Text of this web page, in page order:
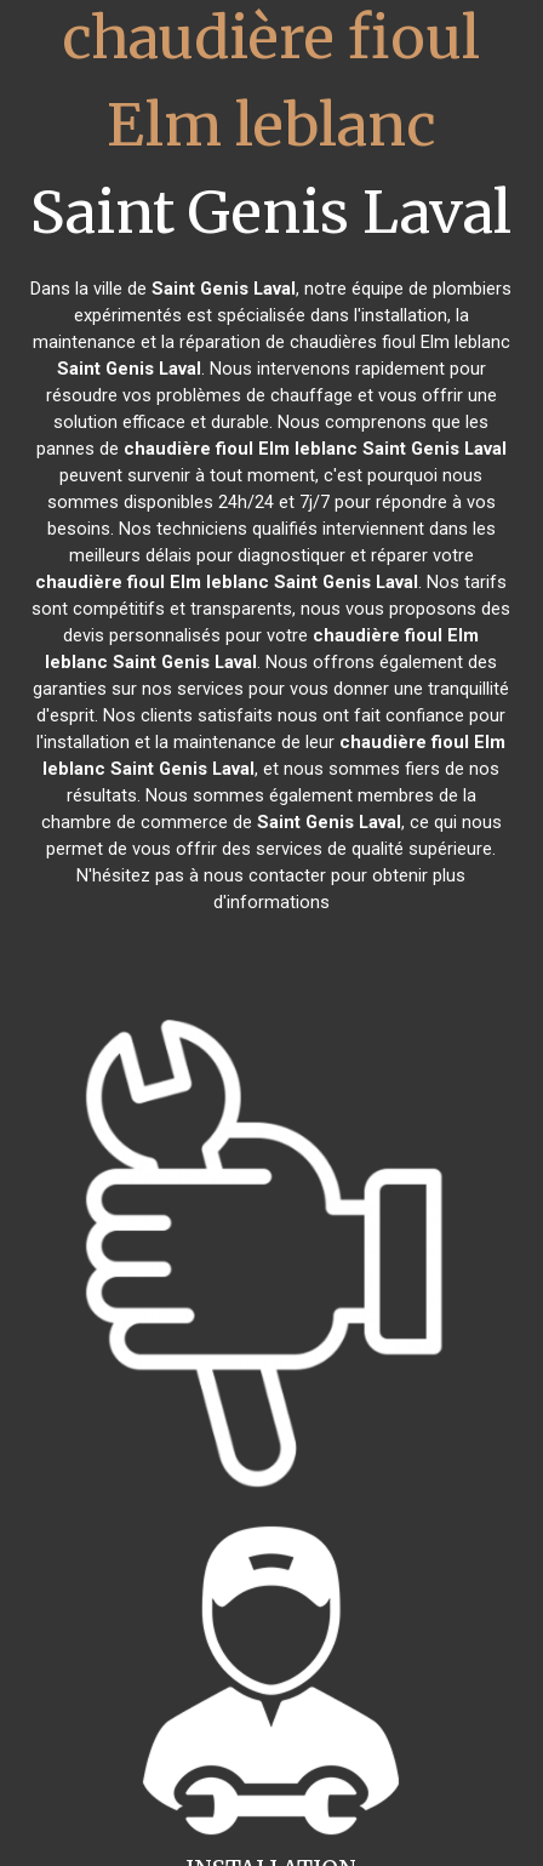
chaudière fioul
Elm leblanc
Saint Genis Laval
Dans la ville deSaint Genis Laval, notre équipe de plombiers
expérimentés est spécialisée dans l'installation, la
maintenance et la réparation de chaudières fioul Elm leblanc
Saint Genis Laval. Nous intervenons rapidement pour
résoudre vos problèmes de chauffage et vous offrir une
solution efficace et durable. Nous comprenons que les
pannes de chaudière fioul Elm leblanc Saint Genis Laval
peuvent survenir à tout moment, c'est pourquoi nous
sommes disponibles 24h/24 et 7j/7 pour répondre à vos
besoins. Nos techniciens qualifiés interviennent dans les
meilleurs délais pour diagnostiquer et réparer votre
chaudière fioul Elm leblanc Saint Genis Laval. Nos tarifs
sont compétitifs et transparents, nous vous proposons des
devis personnalisés pour votre chaudière fioul Elm
leblanc Saint Genis Laval. Nous offrons également des
garanties sur nos services pour vous donner une tranquillité
d'esprit. Nos clients satisfaits nous ont fait confiance pour
l'installation et la maintenance de leur chaudière fioul Elm
leblanc Saint Genis Laval, et nous sommes fiers de nos
résultats. Nous sommes également membres de la
chambre de commerce de Saint Genis Laval, ce qui nous
permet de vous offrir des services de qualité supérieure.
N'hésitez pas à nous contacter pour obtenir plus
d'informations